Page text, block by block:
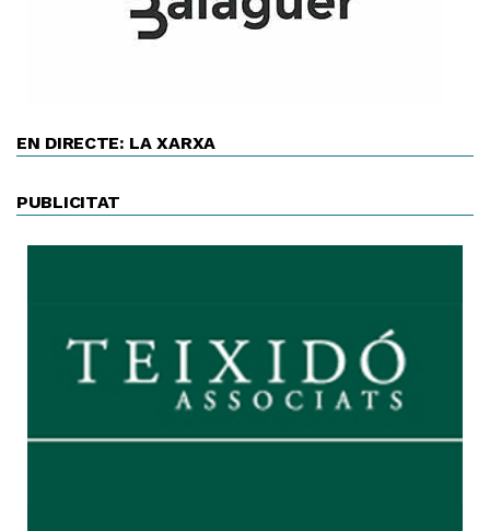
EN DIRECTE: LA XARXA
PUBLICITAT